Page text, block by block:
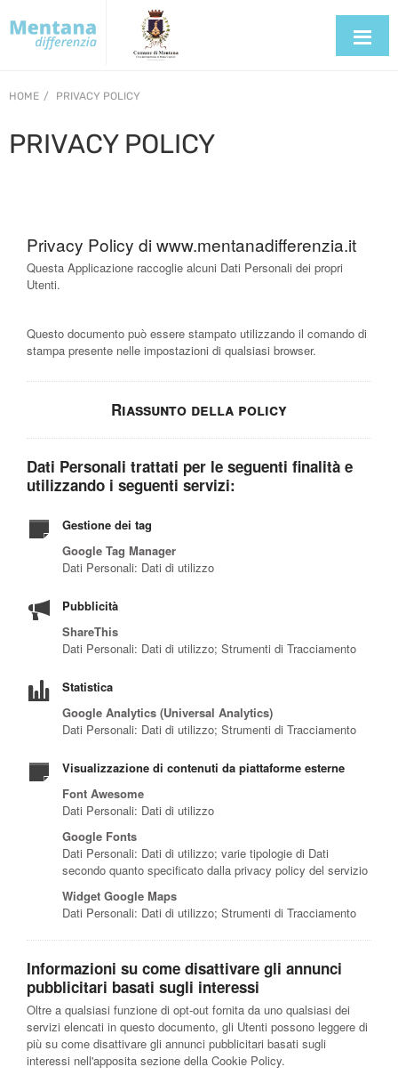
HOME PRIVACY POLICY
PRIVACY POLICY
Privacy Policy di www.mentanadifferenzia.it
Questa Applicazione raccoglie alcuni Dati Personali dei propri
Utenti.
Questo documento può essere stampato utilizzando il comando di
stampa presente nelle impostazioni di qualsiasi browser.
Riassunto della policy
Dati Personali trattati per le seguenti finalità e
utilizzando i seguenti servizi:
Gestione dei tag
Google Tag Manager
Dati Personali: Dati di utilizzo
Pubblicità
ShareThis
Dati Personali: Dati di utilizzo; Strumenti di Tracciamento
Statistica
Google Analytics (Universal Analytics)
Dati Personali: Dati di utilizzo; Strumenti di Tracciamento
Visualizzazione di contenuti da piattaforme esterne
Font Awesome
Dati Personali: Dati di utilizzo
Google Fonts
Dati Personali: Dati di utilizzo; varie tipologie di Dati
secondo quanto specificato dalla privacy policy del servizio
Widget Google Maps
Dati Personali: Dati di utilizzo; Strumenti di Tracciamento
Informazioni su come disattivare gli annunci
pubblicitari basati sugli interessi
Oltre a qualsiasi funzione di opt-out fornita da uno qualsiasi dei
servizi elencati in questo documento, gli Utenti possono leggere di
più su come disattivare gli annunci pubblicitari basati sugli
interessi nell'apposita sezione della Cookie Policy.